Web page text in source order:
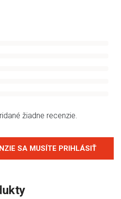
žiadne recenzie.
SA MUSÍTE PRIHLÁSIŤ